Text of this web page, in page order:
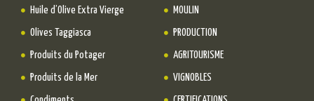
Huile d’Olive Extra Vierge
Olives Taggiasca
Produits du Potager
Produits de la Mer
MOULIN
PRODUCTION
AGRITOURISME
VIGNOBLES